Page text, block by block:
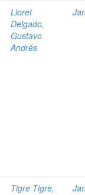
Lloret
Delgado,
Gustavo
Andrés
Tigre Tigre,